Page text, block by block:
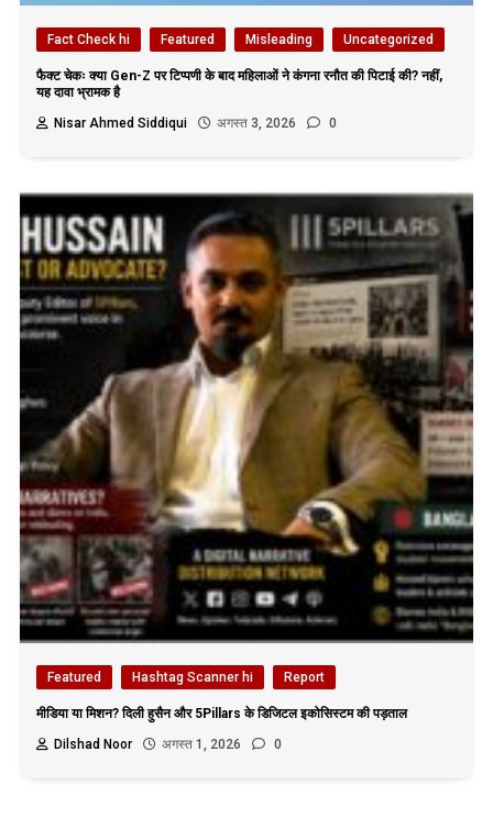
Fact Check hi Featured Misleading Uncategorized
फैक्ट चेकः क्या Gen-Z पर टिप्पणी के बाद महिलाओं ने कंगना रनौत की पिटाई की? नहीं,
यह दावा भ्रामक है
Nisar Ahmed Siddiqui
अगस्त 3, 2026 0
Featured Hashtag Scanner hi Report
मीडिया या मिशन? दिली हुसैन और 5Pillars के डिजिटल इकोसिस्टम की पड़ताल
Dilshad Noor
अगस्त 1, 2026 0